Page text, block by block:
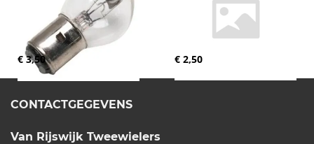
€ 3,50 € 2,50
CONTACTGEGEVENS
Van Rijswijk Tweewielers